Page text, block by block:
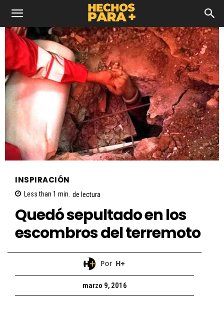
INSPIRACIÓN
Less than 1 min. de lectura
Quedó sepultado en los
escombros del terremoto
Por H+
marzo 9, 2016